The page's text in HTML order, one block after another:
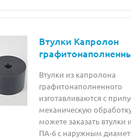
Втулки Капролон
Втулки из капролона
графитонаполненного
изготавливаются с
механическую
можете заказать втулки
ПА-6 с наружным